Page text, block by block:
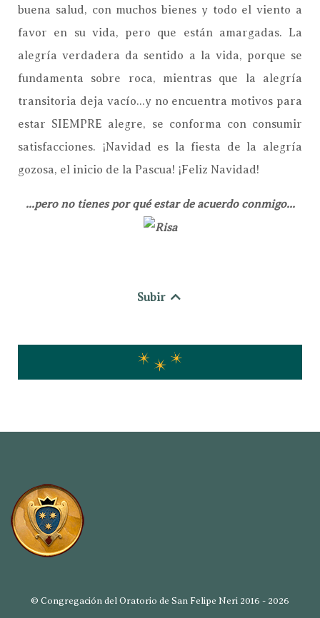
buena salud, con muchos bienes y todo el viento a
favor en su vida, pero que están amargadas. La
alegría verdadera da sentido a la vida, porque se
fundamenta sobre roca, mientras que la alegría
transitoria deja vacío...y no encuentra motivos para
estar SIEMPRE alegre, se conforma con consumir
satisfacciones. ¡Navidad es la fiesta de la alegría
gozosa, el inicio de la Pascua! ¡Feliz Navidad!
...pero no tienes por qué estar de acuerdo conmigo...
Subir
© Congregación del Oratorio de San Felipe Neri 2016 - 2026